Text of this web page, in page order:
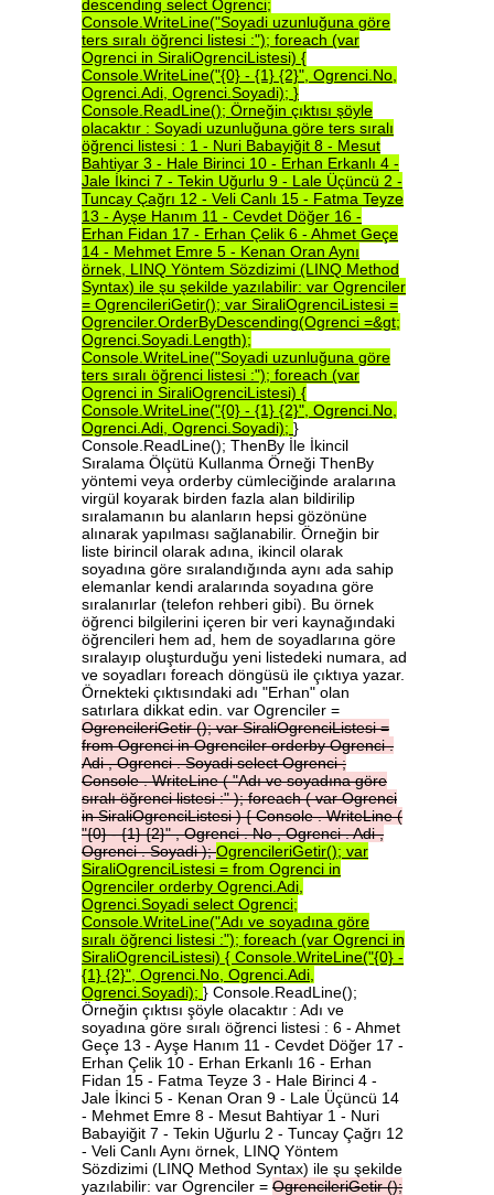
descending select Ogrenci;
Console.WriteLine("Soyadi uzunluğuna göre
ters sıralı öğrenci listesi :"); foreach (var
Ogrenci in SiraliOgrenciListesi) {
Console.WriteLine("{0} - {1} {2}", Ogrenci.No,
Ogrenci.Adi, Ogrenci.Soyadi); }
Console.ReadLine(); Örneğin çıktısı şöyle
olacaktır : Soyadi uzunluğuna göre ters sıralı
öğrenci listesi : 1 - Nuri Babayiğit 8 - Mesut
Bahtiyar 3 - Hale Birinci 10 - Erhan Erkanlı 4 -
Jale İkinci 7 - Tekin Uğurlu 9 - Lale Üçüncü 2 -
Tuncay Çağrı 12 - Veli Canlı 15 - Fatma Teyze
13 - Ayşe Hanım 11 - Cevdet Döğer 16 -
Erhan Fidan 17 - Erhan Çelik 6 - Ahmet Geçe
14 - Mehmet Emre 5 - Kenan Oran Aynı
örnek, LINQ Yöntem Sözdizimi (LINQ Method
Syntax) ile şu şekilde yazılabilir: var Ogrenciler
= OgrencileriGetir(); var SiraliOgrenciListesi =
Ogrenciler.OrderByDescending(Ogrenci =&gt;
Ogrenci.Soyadi.Length);
Console.WriteLine("Soyadi uzunluğuna göre
ters sıralı öğrenci listesi :"); foreach (var
Ogrenci in SiraliOgrenciListesi) {
Console.WriteLine("{0} - {1} {2}", Ogrenci.No,
Ogrenci.Adi, Ogrenci.Soyadi); }
Console.ReadLine(); ThenBy İle İkincil
Sıralama Ölçütü Kullanma Örneği ThenBy
yöntemi veya orderby cümleciğinde aralarına
virgül koyarak birden fazla alan bildirilip
sıralamanın bu alanların hepsi gözönüne
alınarak yapılması sağlanabilir. Örneğin bir
liste birincil olarak adına, ikincil olarak
soyadına göre sıralandığında aynı ada sahip
elemanlar kendi aralarında soyadına göre
sıralanırlar (telefon rehberi gibi). Bu örnek
öğrenci bilgilerini içeren bir veri kaynağındaki
öğrencileri hem ad, hem de soyadlarına göre
sıralayıp oluşturduğu yeni listedeki numara, ad
ve soyadları foreach döngüsü ile çıktıya yazar.
Örnekteki çıktısındaki adı "Erhan" olan
satırlara dikkat edin. var Ogrenciler =
OgrencileriGetir();varSiraliOgrenciListesi=
fromOgrenciinOgrencilerorderbyOgrenci.
Adi,Ogrenci.SoyadiselectOgrenci;
Console.WriteLine("Adıvesoyadınagöre
sıralıöğrencilistesi:");foreach(varOgrenci
inSiraliOgrenciListesi){Console.WriteLine(
"{0}-{1}{2}",Ogrenci.No,Ogrenci.Adi,
Ogrenci.Soyadi);OgrencileriGetir(); var
SiraliOgrenciListesi = from Ogrenci in
Ogrenciler orderby Ogrenci.Adi,
Ogrenci.Soyadi select Ogrenci;
Console.WriteLine("Adı ve soyadına göre
sıralı öğrenci listesi :"); foreach (var Ogrenci in
SiraliOgrenciListesi) { Console.WriteLine("{0} -
{1} {2}", Ogrenci.No, Ogrenci.Adi,
Ogrenci.Soyadi); } Console.ReadLine();
Örneğin çıktısı şöyle olacaktır : Adı ve
soyadına göre sıralı öğrenci listesi : 6 - Ahmet
Geçe 13 - Ayşe Hanım 11 - Cevdet Döğer 17 -
Erhan Çelik 10 - Erhan Erkanlı 16 - Erhan
Fidan 15 - Fatma Teyze 3 - Hale Birinci 4 -
Jale İkinci 5 - Kenan Oran 9 - Lale Üçüncü 14
- Mehmet Emre 8 - Mesut Bahtiyar 1 - Nuri
Babayiğit 7 - Tekin Uğurlu 2 - Tuncay Çağrı 12
- Veli Canlı Aynı örnek, LINQ Yöntem
Sözdizimi (LINQ Method Syntax) ile şu şekilde
yazılabilir: var Ogrenciler = OgrencileriGetir();